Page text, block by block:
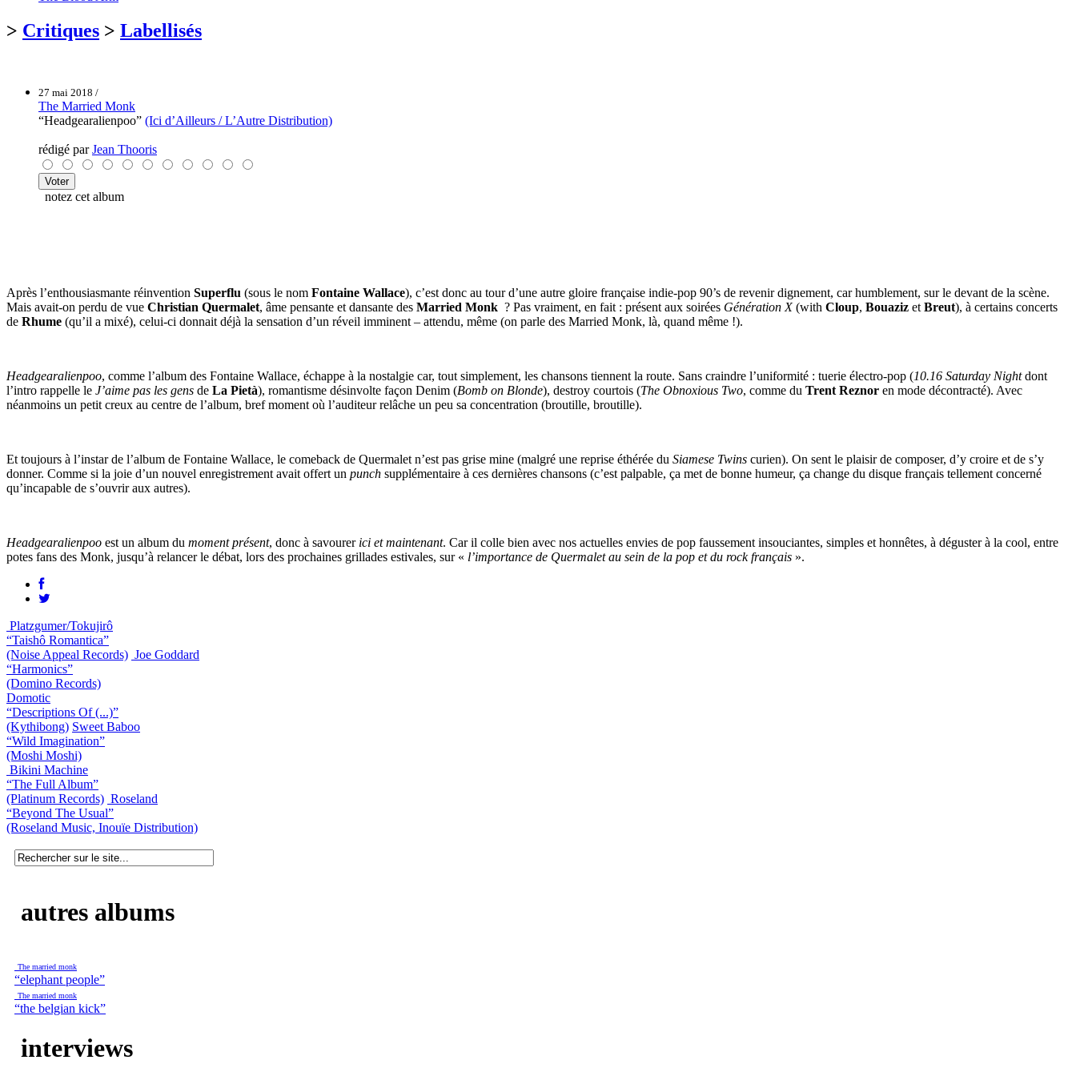
> Critiques > Labellisés
27 mai 2018 /
The Married Monk
“Headgearalienpoo” (Ici d’Ailleurs / L’Autre Distribution)
rédigé parJean Thooris
notez cet album
Après l’enthousiasmante réinvention Superflu (sous le nom Fontaine Wallace), c’est donc au tour d’une autre gloire française indie-pop 90’s de revenir dignement, car humblement, sur le devant de la scène.
Mais avait-on perdu de vue Christian Quermalet, âme pensante et dansante des Married Monk ? Pas vraiment, en fait : présent aux soirées Génération X(with Cloup, Bouaziz et Breut), à certains concerts
de Rhume (qu’il a mixé), celui-ci donnait déjà la sensation d’un réveil imminent – attendu, même (on parle des Married Monk, là, quand même !).
Headgearalienpoo, comme l’album des Fontaine Wallace, échappe à la nostalgie car, tout simplement, les chansons tiennent la route. Sans craindre l’uniformité : tuerie électro-pop (10.16 Saturday Nightdont
l’intro rappelle le J’aime pas les gens de La Pietà), romantisme désinvolte façon Denim (Bomb on Blonde), destroy courtois (The Obnoxious Two, comme du Trent Reznor en mode décontracté). Avec
néanmoins un petit creux au centre de l’album, bref moment où l’auditeur relâche un peu sa concentration (broutille, broutille).
Et toujours à l’instar de l’album de Fontaine Wallace, le comeback de Quermalet n’est pas grise mine (malgré une reprise éthérée du Siamese Twins curien). On sent le plaisir de composer, d’y croire et de s’y
donner. Comme si la joie d’un nouvel enregistrement avait offert un punch supplémentaire à ces dernières chansons (c’est palpable, ça met de bonne humeur, ça change du disque français tellement concerné
qu’incapable de s’ouvrir aux autres).
Headgearalienpoo est un album du moment présent, donc à savourer ici et maintenant. Car il colle bien avec nos actuelles envies de pop faussement insouciantes, simples et honnêtes, à déguster à la cool, entre
potes fans des Monk, jusqu’à relancer le débat, lors des prochaines grillades estivales, sur « l’importance de Quermalet au sein de la pop et du rock français ».
Platzgumer/Tokujirô
“Taishô Romantica”
(Noise Appeal Records) Joe Goddard
“Harmonics”
(Domino Records)
Domotic
“Descriptions Of (...)”
(Kythibong) Sweet Baboo
“Wild Imagination”
(Moshi Moshi)
Bikini Machine
“The Full Album”
(Platinum Records) Roseland
“Beyond The Usual”
(Roseland Music, Inouïe Distribution)
autres albums
The married monk
“elephant people”
The married monk
“the belgian kick”
interviews